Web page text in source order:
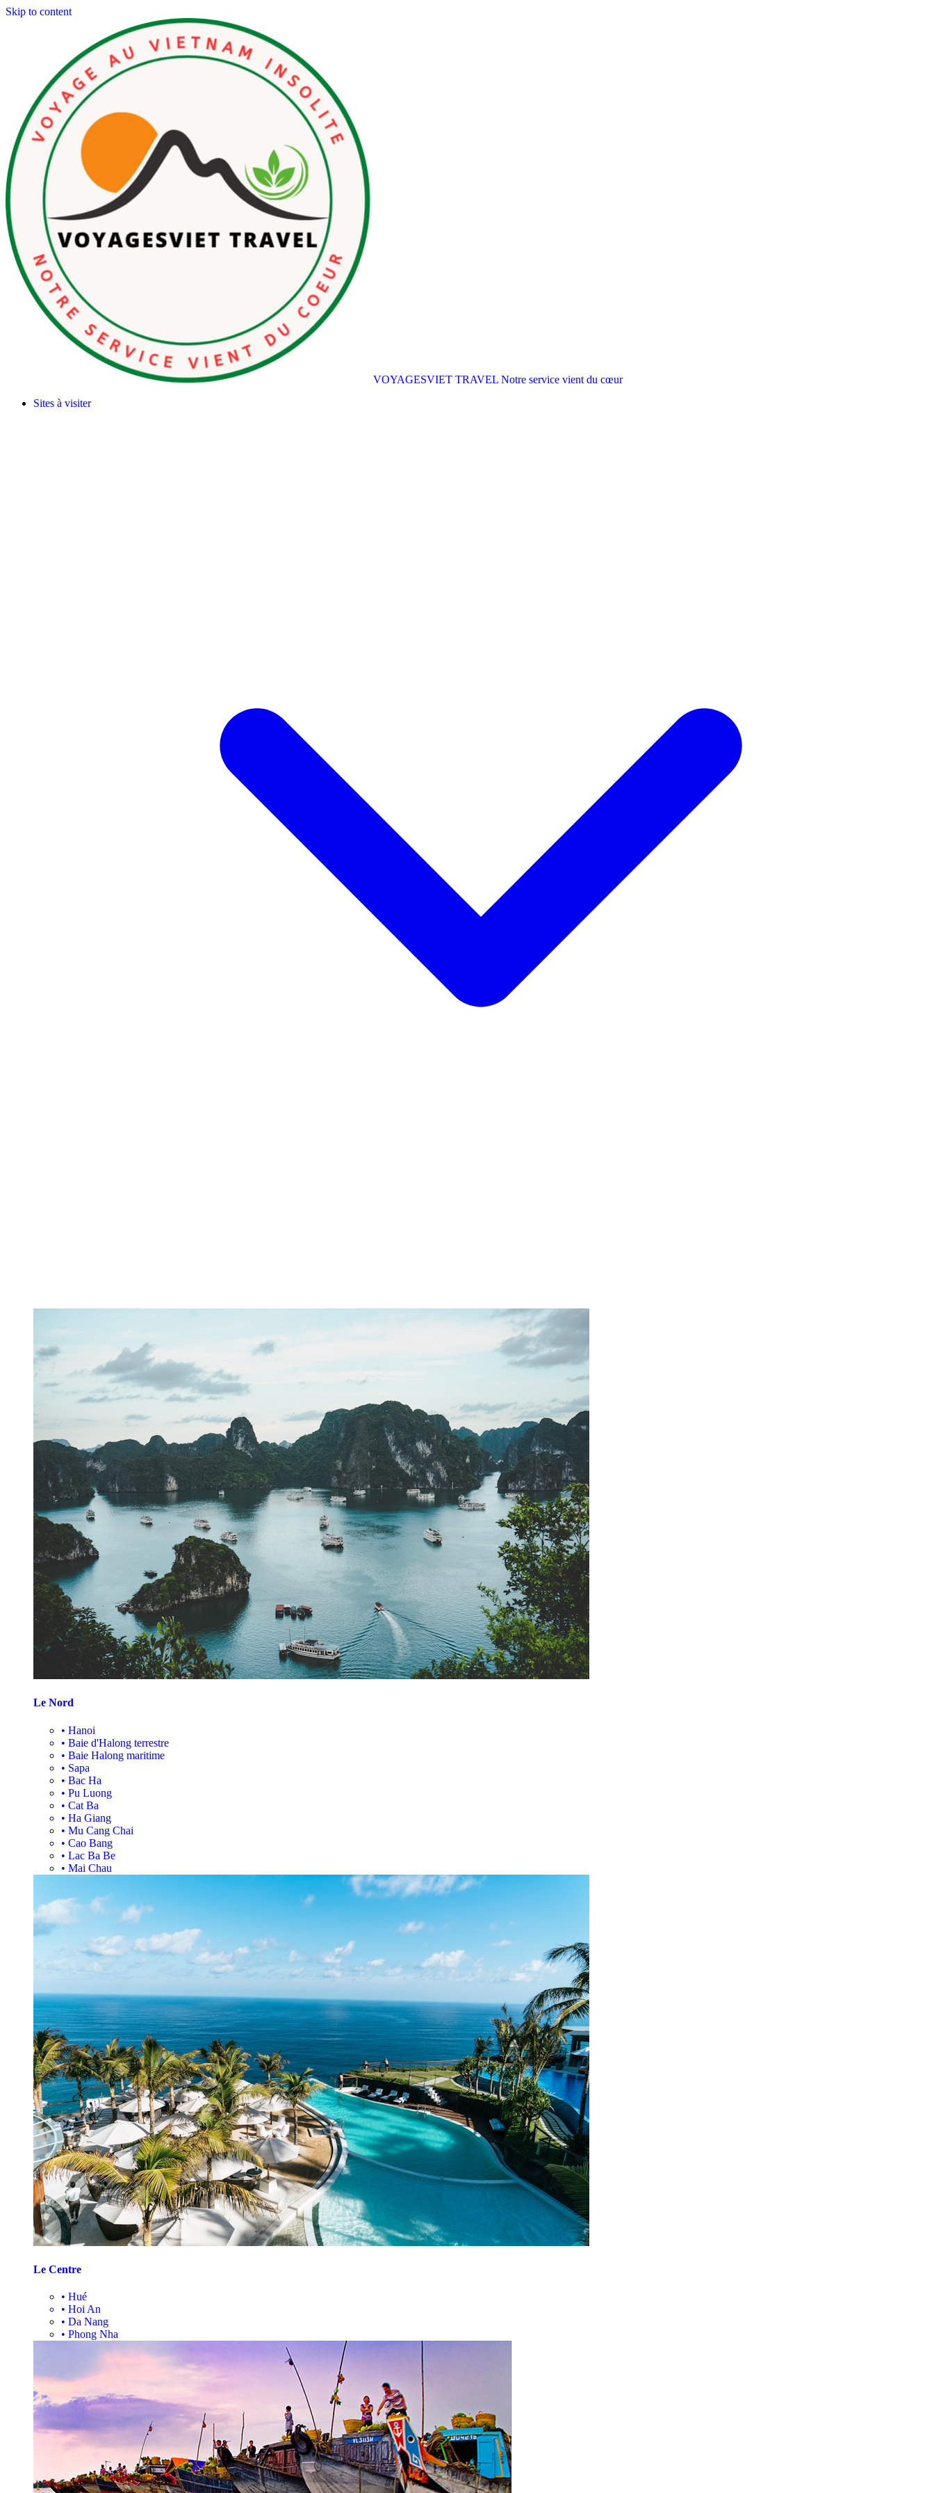
Skip to content
VOYAGESVIET TRAVEL Notre service vient du cœur
Sites à visiter
Le Nord
• Hanoi
• Baie d'Halong terrestre
• Baie Halong maritime
• Sapa
• Bac Ha
• Pu Luong
• Cat Ba
• Ha Giang
• Mu Cang Chai
• Cao Bang
• Lac Ba Be
• Mai Chau
Le Centre
• Hué
• Hoi An
• Da Nang
• Phong Nha